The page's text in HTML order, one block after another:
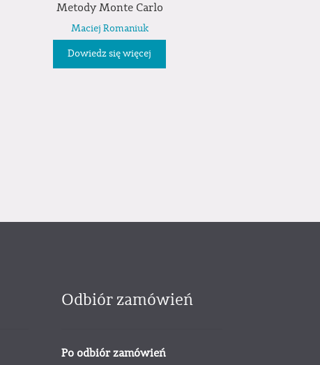
Metody Monte Carlo
Maciej Romaniuk
Dowiedz się więcej
Odbiór zamówień
Po odbiór zamówień